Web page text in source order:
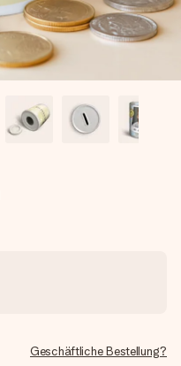
Geschäftliche Bestellung?